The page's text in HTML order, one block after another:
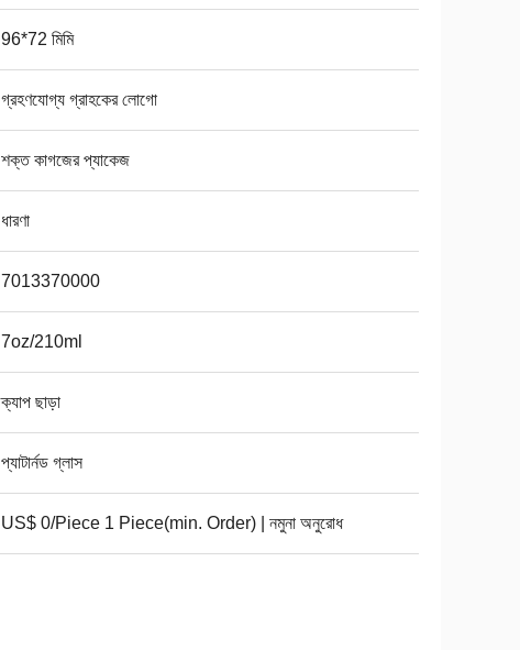
96*72 মিমি
গ্রহণযোগ্য গ্রাহকের লোগো
শক্ত কাগজের প্যাকেজ
ধারণা
7013370000
7oz/210ml
ক্যাপ ছাড়া
প্যাটার্নড গ্লাস
US$ 0/Piece 1 Piece(min. Order) | নমুনা অনুরোধ